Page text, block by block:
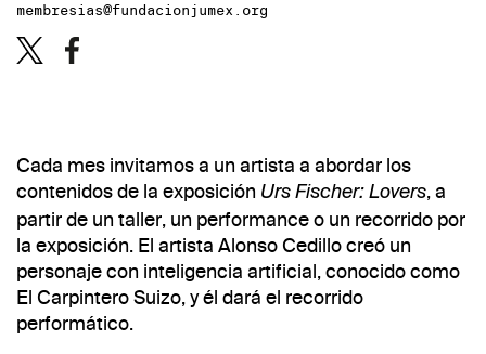
membresias@fundacionjumex.org
Cada mes invitamos a un artista a abordar los
contenidos de la exposición Urs Fischer: Lovers, a
partir de un taller, un performance o un recorrido por
la exposición. El artista Alonso Cedillo creó un
personaje con inteligencia artificial, conocido como
El Carpintero Suizo, y él dará el recorrido
performático.